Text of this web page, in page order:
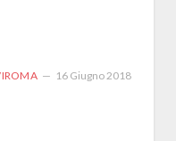
16 Giugno 2018